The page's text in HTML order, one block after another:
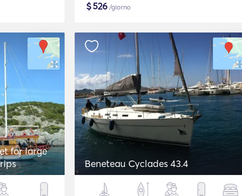
$526/giorno
for large
Beneteau Cyclades 43.4